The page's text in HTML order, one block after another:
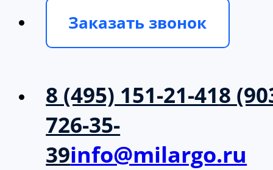
Заказать звонок
8 (495) 151-21-418
726-35-
39info@milargo.ru